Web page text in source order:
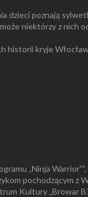
dzieci poznają
niektórzy z nich
historii kryje
„Ninja
pochodzącym z
Kultury „Browar